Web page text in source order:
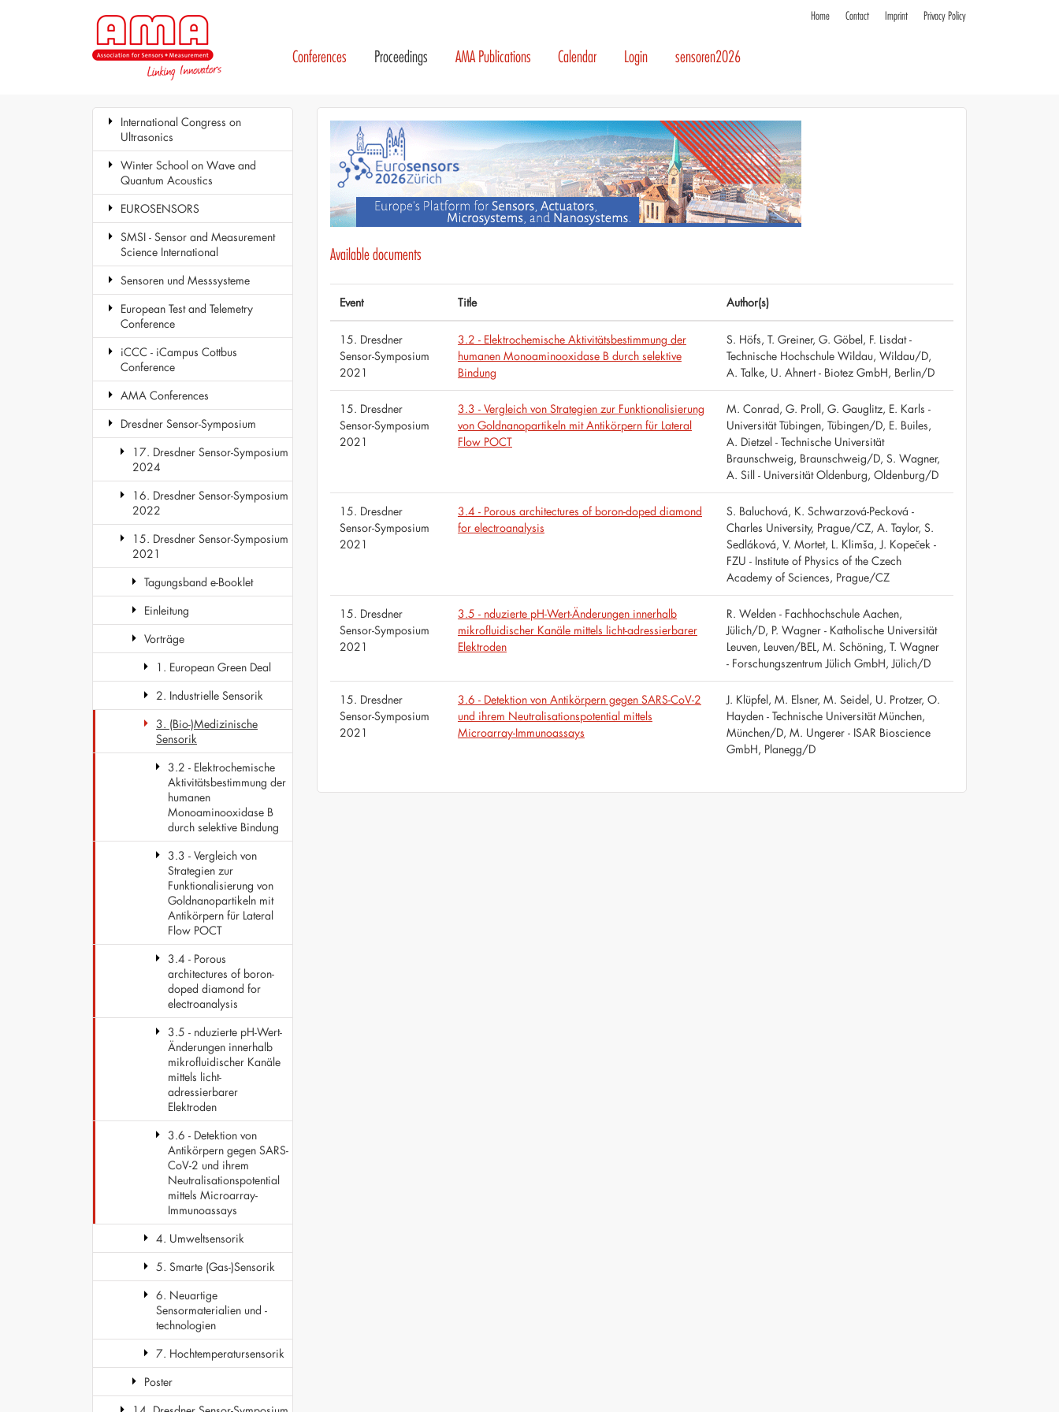
Home Contact Imprint Privacy Policy
Conferences Proceedings AMA Publications Calendar Login sensoren2026
International Congress on
Ultrasonics
Winter School on Wave and
Quantum Acoustics
EUROSENSORS
SMSI - Sensor and Measurement
Science International
Sensoren und Messsysteme
European Test and Telemetry
Conference
iCCC - iCampus Cottbus
Conference
AMA Conferences
Dresdner Sensor-Symposium
17. Dresdner Sensor-Symposium
2024
16. Dresdner Sensor-Symposium
2022
15. Dresdner Sensor-Symposium
2021
Tagungsband e-Booklet
Einleitung
Vorträge
1. European Green Deal
2. Industrielle Sensorik
3. (Bio-)Medizinische
Sensorik
3.2 - Elektrochemische
Aktivitätsbestimmung der
humanen
Monoaminooxidase B
durch selektive Bindung
3.3 - Vergleich von
Strategien zur
Funktionalisierung von
Goldnanopartikeln mit
Antikörpern für Lateral
Flow POCT
3.4 - Porous
architectures of boron-
doped diamond for
electroanalysis
3.5 - nduzierte pH-Wert-
Änderungen innerhalb
mikrofluidischer Kanäle
mittels licht-
adressierbarer
Elektroden
3.6 - Detektion von
Antikörpern gegen SARS-
CoV-2 und ihrem
Neutralisationspotential
mittels Microarray-
Immunoassays
4. Umweltsensorik
5. Smarte (Gas-)Sensorik
6. Neuartige
Sensormaterialien und -
technologien
7. Hochtemperatursensorik
Poster
Available documents
Event Title Author(s)
15. Dresdner
Sensor-Symposium
2021
3.2 - Elektrochemische Aktivitätsbestimmung der
humanen Monoaminooxidase B durch selektive
Bindung
S. Höfs, T. Greiner, G. Göbel, F. Lisdat -
Technische Hochschule Wildau, Wildau/D,
A. Talke, U. Ahnert - Biotez GmbH, Berlin/D
15. Dresdner
Sensor-Symposium
2021
3.3 - Vergleich von Strategien zur Funktionalisierung
von Goldnanopartikeln mit Antikörpern für Lateral
Flow POCT
M. Conrad, G. Proll, G. Gauglitz, E. Karls -
Universität Tübingen, Tübingen/D, E. Builes,
A. Dietzel - Technische Universität
Braunschweig, Braunschweig/D, S. Wagner,
A. Sill - Universität Oldenburg, Oldenburg/D
15. Dresdner
Sensor-Symposium
2021
3.4 - Porous architectures of boron-doped diamond
for electroanalysis
S. Baluchová, K. Schwarzová-Pecková -
Charles University, Prague/CZ, A. Taylor, S.
Sedláková, V. Mortet, L. Klimša, J. Kopeček -
FZU - Institute of Physics of the Czech
Academy of Sciences, Prague/CZ
15. Dresdner
Sensor-Symposium
2021
3.5 - nduzierte pH-Wert-Änderungen innerhalb
mikrofluidischer Kanäle mittels licht-adressierbarer
Elektroden
R. Welden - Fachhochschule Aachen,
Jülich/D, P. Wagner - Katholische Universität
Leuven, Leuven/BEL, M. Schöning, T. Wagner
- Forschungszentrum Jülich GmbH, Jülich/D
15. Dresdner
Sensor-Symposium
2021
3.6 - Detektion von Antikörpern gegen SARS-CoV-2
und ihrem Neutralisationspotential mittels
Microarray-Immunoassays
J. Klüpfel, M. Elsner, M. Seidel, U. Protzer, O.
Hayden - Technische Universität München,
München/D, M. Ungerer - ISAR Bioscience
GmbH, Planegg/D